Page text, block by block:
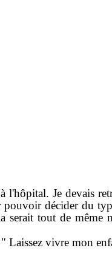
l'hôpital. Je devais
décider du
tout de même
vivre mon